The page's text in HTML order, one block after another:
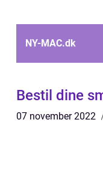
NY-MAC.dk
Bestil dine
07 november 2022